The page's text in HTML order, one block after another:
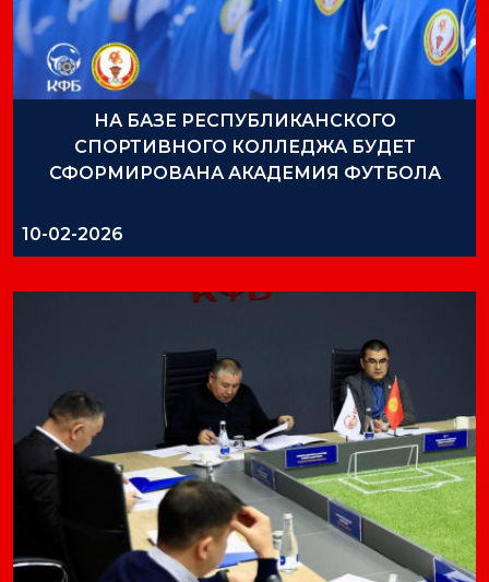
НА БАЗЕ РЕСПУБЛИКАНСКОГО
СПОРТИВНОГО КОЛЛЕДЖА БУДЕТ
СФОРМИРОВАНА АКАДЕМИЯ ФУТБОЛА
10-02-2026